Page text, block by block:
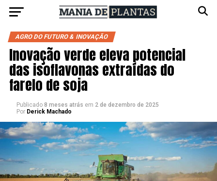
AGRO DO FUTURO & INOVAÇÃO
Inovação verde eleva potencial
das isoflavonas extraídas do
farelo de soja
Publicado 8 meses atrás em 2 de dezembro de 2025
Por Derick Machado